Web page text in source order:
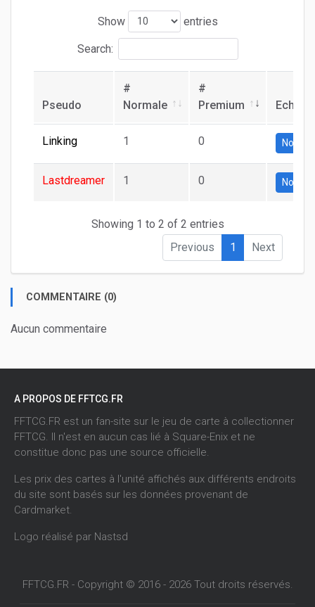
Show entries
Search:
Pseudo
#
Normale
#
Premium
Linking 1 0
Lastdreamer 1 0
Showing 1 to 2 of 2 entries
Previous
1 Next
COMMENTAIRE (0)
Aucun commentaire
A PROPOS DE FFTCG.FR
FFTCG.FR est un fan-site sur le jeu de carte à collectionner
FFTCG. Il n'est en aucun cas lié à Square-Enix et ne
constitue donc pas une source officielle.
Les prix des cartes à l'unité affichés aux différents endroits
du site sont basés sur les données provenant de
Cardmarket.
Logo réalisé par Nastsd
FFTCG.FR - Copyright © 2016 - 2026 Tout droits réservés.